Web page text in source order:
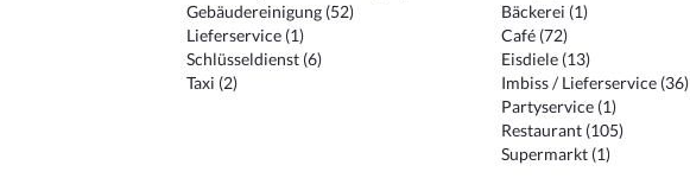
Gebäudereinigung (52)
Lieferservice (1)
Schlüsseldienst (6)
Taxi (2)
Bäckerei (1)
Café (72)
Eisdiele (13)
Imbiss / Lieferservice (36)
Partyservice (1)
Restaurant (105)
Supermarkt (1)